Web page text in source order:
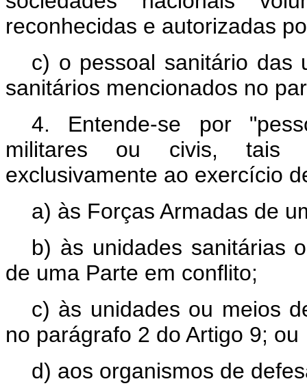
reconhecidas e autorizadas
c) o pessoal sanitário das
sanitários mencionados no
4. Entende-se por
militares ou civis, tais
exclusivamente ao exercício
a) às Forças Armadas de
b) às unidades sanitárias
de uma Parte em conflito;
c) às unidades ou meios
no parágrafo 2 do Artigo 9; ou
d) aos organismos de